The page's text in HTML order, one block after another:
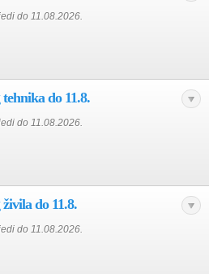
do 11.08.2026.
do 11.8.
do 11.08.2026.
do 11.8.
do 11.08.2026.